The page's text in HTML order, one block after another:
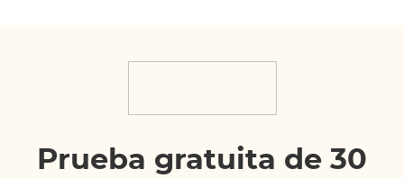
Prueba gratuita de 30